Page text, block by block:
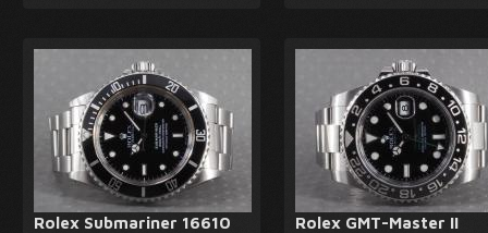
Rolex Submariner 16610
Rolex GMT-Master II